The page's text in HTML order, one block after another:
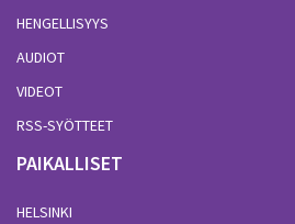
HENGELLISYYS
AUDIOT
VIDEOT
RSS-SYÖTTEET
PAIKALLISET
HELSINKI